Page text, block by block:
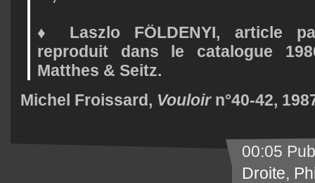
♦ Laszlo FÖLDENYI, article
reproduit dans le catalogue
Matthes & Seitz.
Michel Froissard, Vouloirn°40-42,
00:05
Droite,